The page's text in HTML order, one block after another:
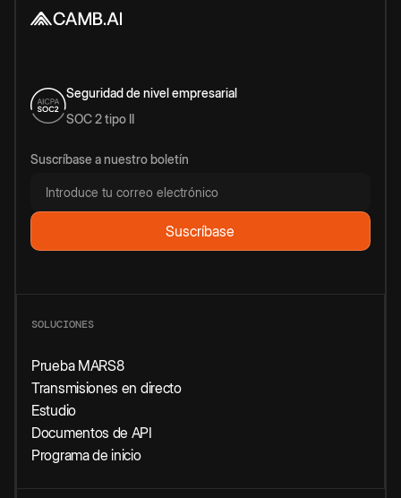
Seguridad de nivel empresarial
SOC 2 tipo II
Suscríbase a nuestro boletín
SOLUCIONES
Prueba MARS8
Transmisiones en directo
Estudio
Documentos de API
Programa de inicio